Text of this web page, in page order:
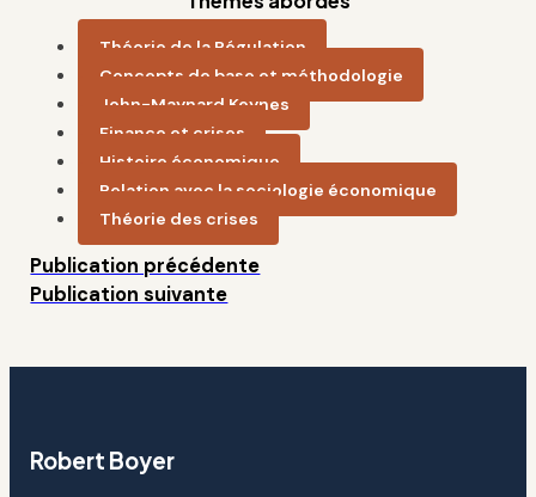
Théorie de la Régulation
Concepts de base et méthodologie
John-Maynard Keynes
Finance et crises
Histoire économique
Relation avec la sociologie économique
Théorie des crises
Publication précédente
Publication suivante
Robert Boyer